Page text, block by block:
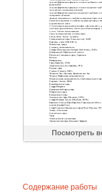
Посмотреть
Содержание работы